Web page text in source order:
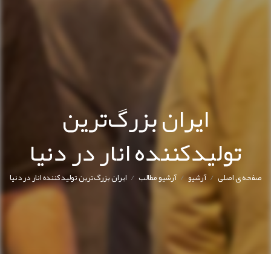
ایران بزرگ‌ترین
تولیدکننده انار در دنیا
صفحه ی اصلی/ آرشیو/آرشیو مطالب/ ایران بزرگ‌ترین تولیدکننده انار در دنیا